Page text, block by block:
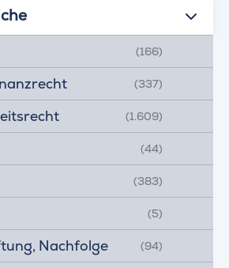
(166)
(337)
(1.609)
(44)
(383)
(5)
Nachfolge (94)